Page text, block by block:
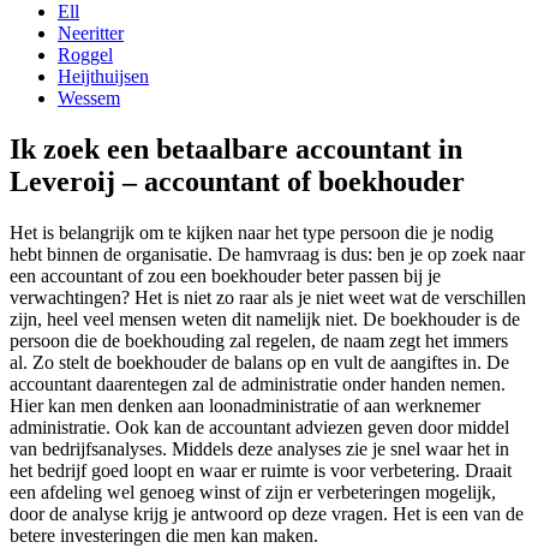
Ell
Neeritter
Roggel
Heijthuijsen
Wessem
Ik zoek een betaalbare accountant in
Leveroij – accountant of boekhouder
Het is belangrijk om te kijken naar het type persoon die je nodig
hebt binnen de organisatie. De hamvraag is dus: ben je op zoek naar
een accountant of zou een boekhouder beter passen bij je
verwachtingen? Het is niet zo raar als je niet weet wat de verschillen
zijn, heel veel mensen weten dit namelijk niet. De boekhouder is de
persoon die de boekhouding zal regelen, de naam zegt het immers
al. Zo stelt de boekhouder de balans op en vult de aangiftes in. De
accountant daarentegen zal de administratie onder handen nemen.
Hier kan men denken aan loonadministratie of aan werknemer
administratie. Ook kan de accountant adviezen geven door middel
van bedrijfsanalyses. Middels deze analyses zie je snel waar het in
het bedrijf goed loopt en waar er ruimte is voor verbetering. Draait
een afdeling wel genoeg winst of zijn er verbeteringen mogelijk,
door de analyse krijg je antwoord op deze vragen. Het is een van de
betere investeringen die men kan maken.